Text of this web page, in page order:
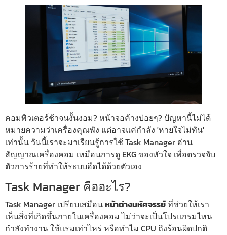
คอมพิวเตอร์ช้าจนงั้นงอม? หน้าจอค้างบ่อยๆ? ปัญหานี้ไม่ได้
หมายความว่าเครื่องคุณพัง แต่อาจแค่กำลัง 'หายใจไม่ทัน'
เท่านั้น วันนี้เราจะมาเรียนรู้การใช้ Task Manager อ่าน
สัญญาณเครื่องคอม เหมือนการดู EKG ของหัวใจ เพื่อตรวจจับ
ตัวการร้ายที่ทำให้ระบบอืดได้ด้วยตัวเอง
Task Manager คืออะไร?
Task Manager เปรียบเสมือนหน้าต่างมหัศจรรย์ที่ช่วยให้เรา
เห็นสิ่งที่เกิดขึ้นภายในเครื่องคอม ไม่ว่าจะเป็นโปรแกรมไหน
กำลังทำงาน ใช้แรมเท่าไหร่ หรือทำไม CPU ถึงร้อนผิดปกติ